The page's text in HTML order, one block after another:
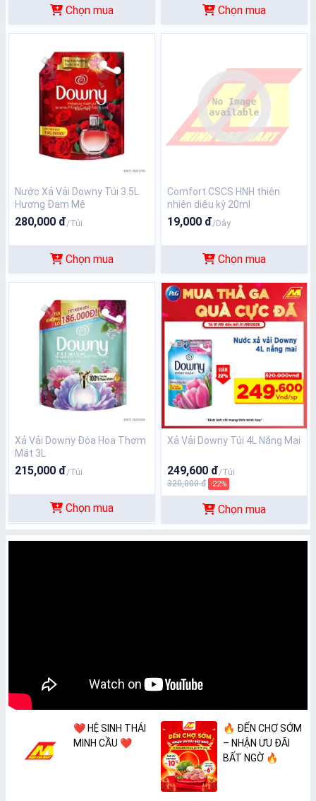
Chọn mua Chọn mua
Nước Xả Vải Downy Túi 3.5L
Hương Đam Mê
280,000 đ/Túi
Chọn mua
Comfort CSCS HNH thiên
nhiên diệu kỳ 20ml
19,000 đ/Dây
Chọn mua
Xả Vải Downy Đóa Hoa Thơm
Mát 3L
215,000 đ/Túi
Chọn mua
Xả Vải Downy Túi 4L Nắng Mai
249,600 đ/Túi
320,000 đ -22%
Chọn mua
❤️ HỆ SINH THÁI
MINH CẦU ❤️
🔥 ĐẾN CHỢ SỚM
– NHẬN ƯU ĐÃI
BẤT NGỜ 🔥